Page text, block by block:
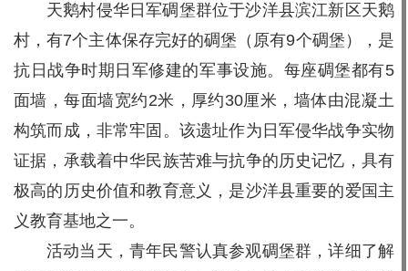
天鹅村侵华日军碉堡群位于沙洋县滨江新区天鹅
村，有7个主体保存完好的碉堡（原有9个碉堡），是
抗日战争时期日军修建的军事设施。每座碉堡都有5
面墙，每面墙宽约2米，厚约30厘米，墙体由混凝土
构筑而成，非常牢固。该遗址作为日军侵华战争实物
证据，承载着中华民族苦难与抗争的历史记忆，具有
极高的历史价值和教育意义，是沙洋县重要的爱国主
义教育基地之一。
活动当天，青年民警认真参观碉堡群，详细了解